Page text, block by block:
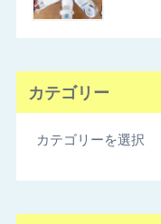
カテゴリー